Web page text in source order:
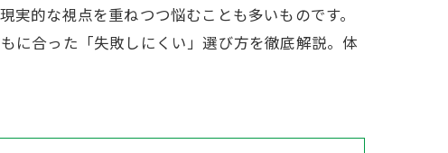
的な視点を重ねつつ悩むことも多いものです。
に合った「失敗しにくい」選び方を徹底解説。体